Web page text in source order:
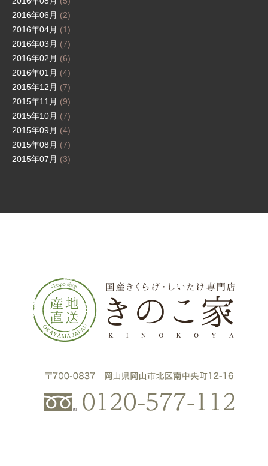
2016年06月 (2)
2016年04月 (1)
2016年03月 (7)
2016年02月 (6)
2016年01月 (4)
2015年12月 (7)
2015年11月 (9)
2015年10月 (7)
2015年09月 (4)
2015年08月 (7)
2015年07月 (3)